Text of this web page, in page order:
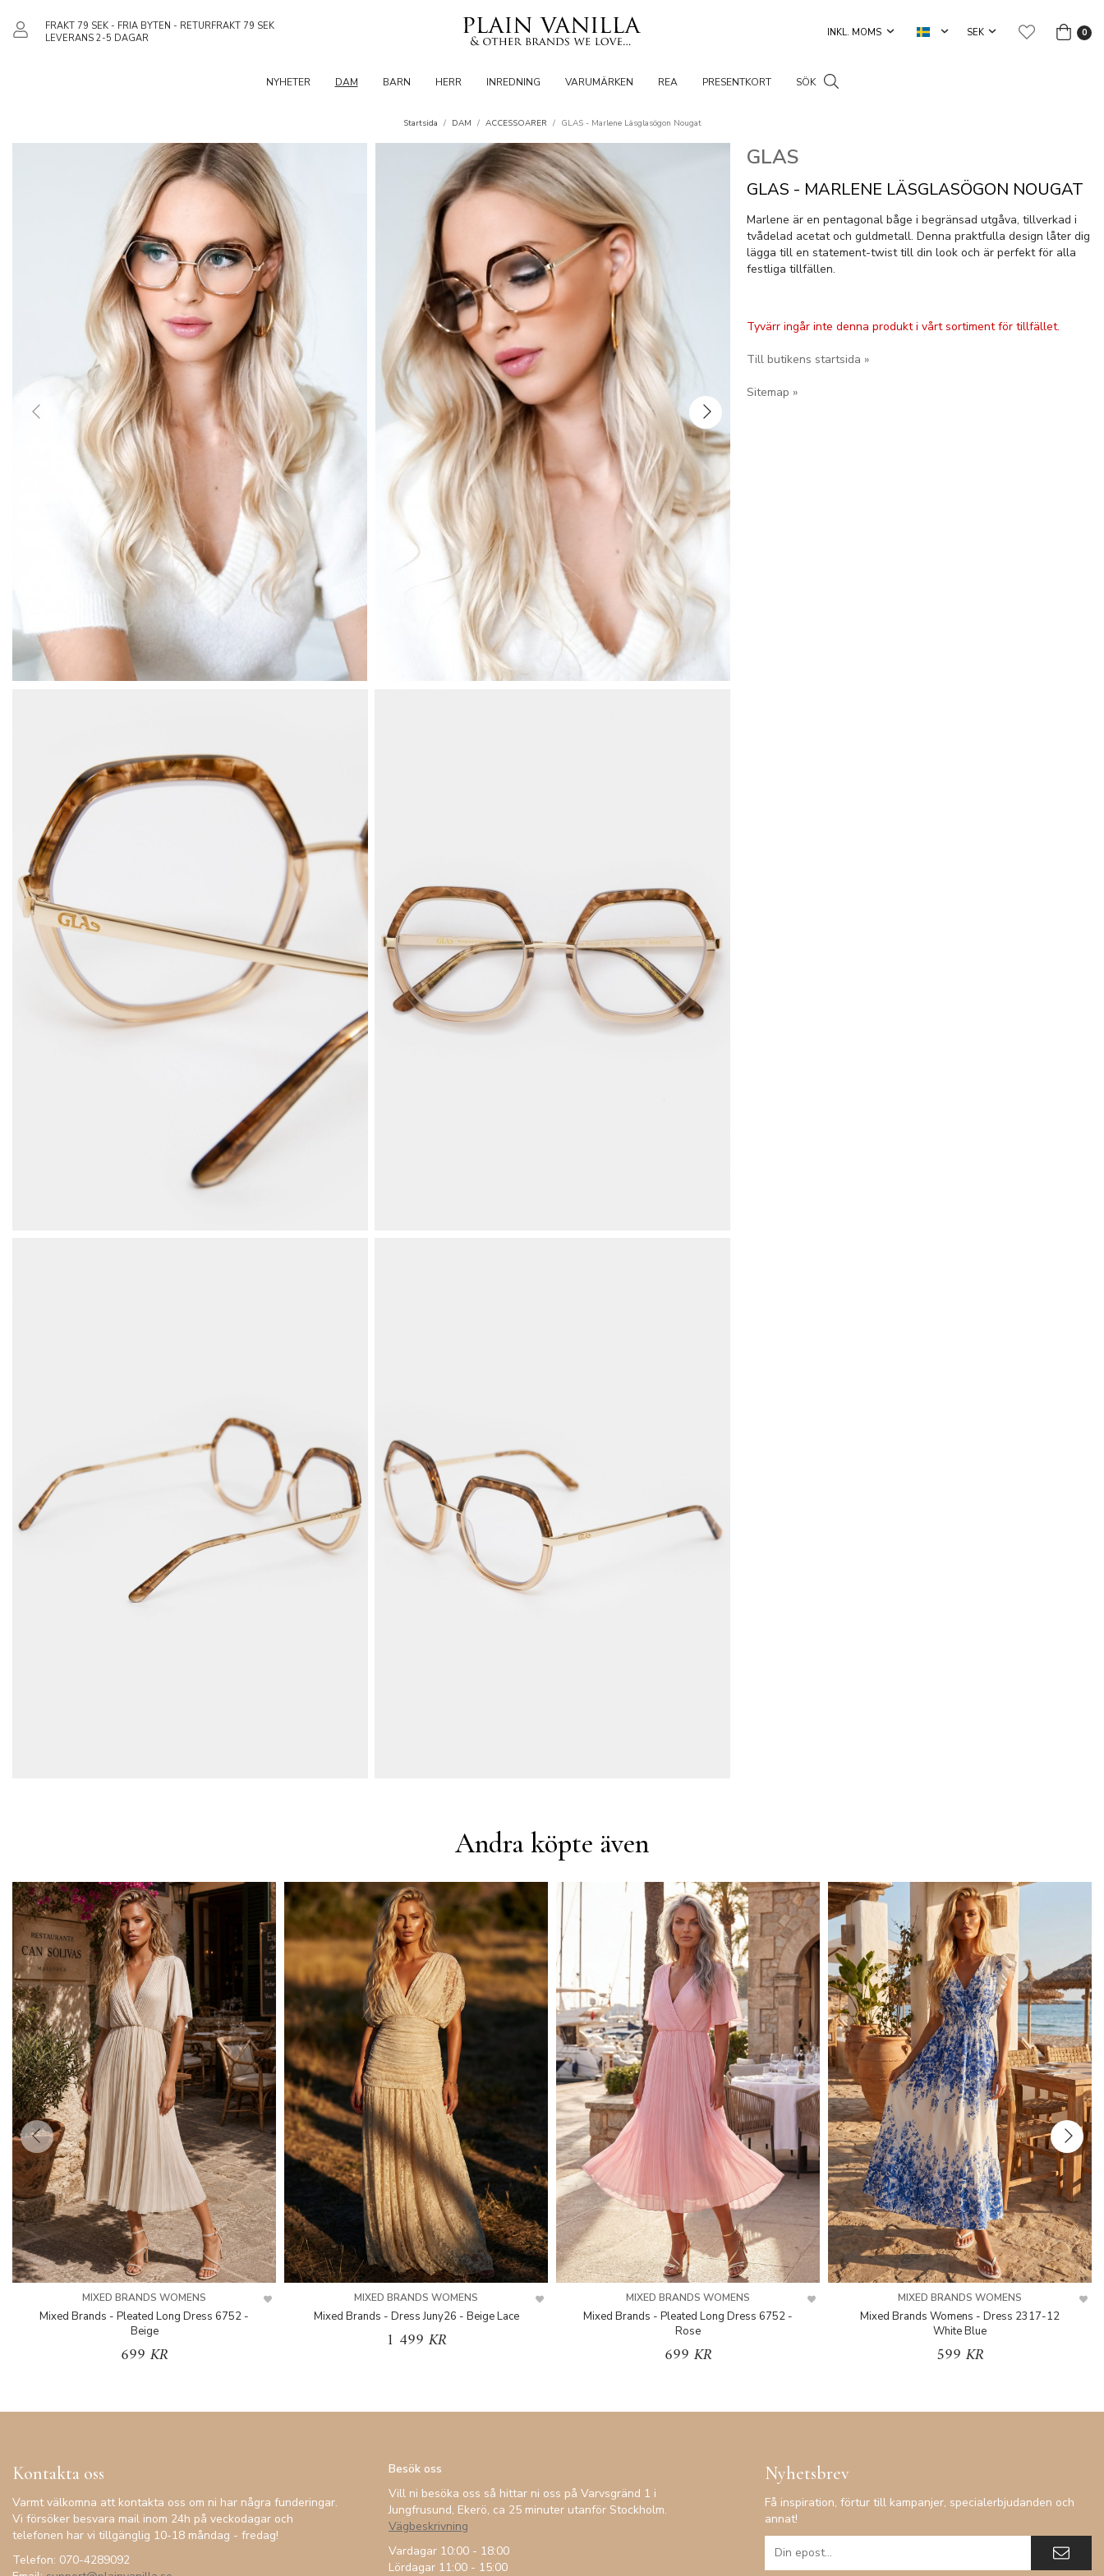
FRAKT 79 SEK - FRIA BYTEN - RETURFRAKT 79 SEK
LEVERANS 2-5 DAGAR
0
NYHETER DAM BARN HERR INREDNING VARUMÄRKEN REA PRESENTKORT SÖK
Startsida / DAM / ACCESSOARER / GLAS - Marlene Läsglasögon Nougat
GLAS
GLAS - MARLENE LÄSGLASÖGON NOUGAT
Marlene är en pentagonal båge i begränsad utgåva, tillverkad i
tvådelad acetat och guldmetall. Denna praktfulla design låter dig
lägga till en statement-twist till din look och är perfekt för alla
festliga tillfällen.
Tyvärr ingår inte denna produkt i vårt sortiment för tillfället.
Till butikens startsida »
Sitemap »
Andra köpte även
MIXED BRANDS WOMENS
Mixed Brands - Pleated Long Dress 6752 -
Beige
699 KR
MIXED BRANDS WOMENS
Mixed Brands - Dress Juny26 - Beige Lace
1 499 KR
MIXED BRANDS WOMENS
Mixed Brands - Pleated Long Dress 6752 -
Rose
699 KR
MIXED BRANDS WOMENS
Mixed Brands Womens - Dress 2317-12
White Blue
599 KR
Kontakta oss
Varmt välkomna att kontakta oss om ni har några funderingar.
Vi försöker besvara mail inom 24h på veckodagar och
telefonen har vi tillgänglig 10-18 måndag - fredag!
Telefon: 070-4289092
Besök oss
Vill ni besöka oss så hittar ni oss på Varvsgränd 1 i
Jungfrusund, Ekerö, ca 25 minuter utanför Stockholm.
Vägbeskrivning
Vardagar 10:00 - 18:00
Lördagar 11:00 - 15:00
Nyhetsbrev
Få inspiration, förtur till kampanjer, specialerbjudanden och
annat!